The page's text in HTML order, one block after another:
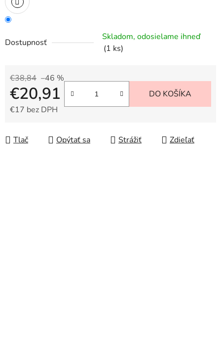
Dostupnosť
Skladom, odosielame ihneď
(1 ks)
€38,84 –46 %
€20,91
€17 bez DPH
DO KOŠÍKA
Tlač Opýtať sa Strážiť Zdieľať